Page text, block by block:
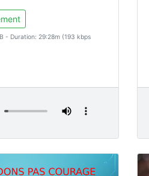
- Duration: 29:28m (193 kbps